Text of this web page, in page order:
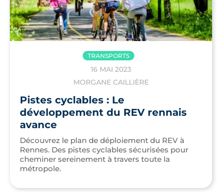
TRANSPORTS
16 MAI 2023
MORGANE CAILLIÈRE
Pistes cyclables : Le
développement du REV rennais
avance
Découvrez le plan de déploiement du REV à
Rennes. Des pistes cyclables sécurisées pour
cheminer sereinement à travers toute la
métropole.